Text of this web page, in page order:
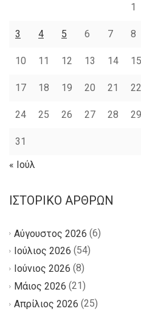
1
3 4 5 6 7 8
10 11 12 13 14 15
17 18 19 20 21 22
24 25 26 27 28 29
31
« Ιούλ
ΙΣΤΟΡΙΚΌ ΆΡΘΡΩΝ
Αύγουστος 2026 (6)
Ιούλιος 2026 (54)
Ιούνιος 2026 (8)
Μάιος 2026 (21)
Απρίλιος 2026 (25)